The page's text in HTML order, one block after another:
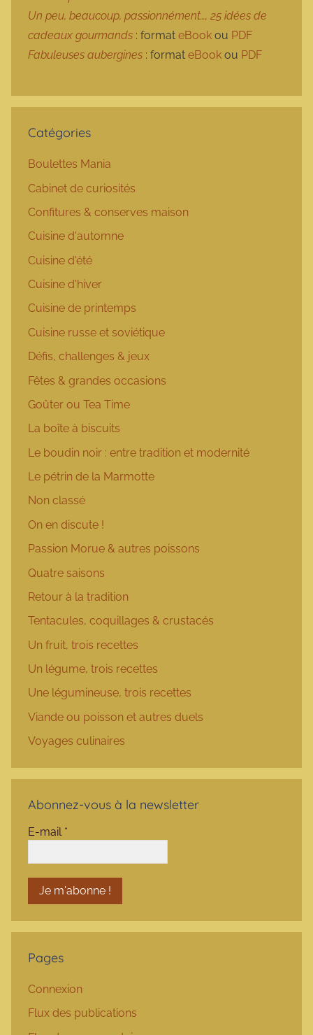
Un peu, beaucoup, passionnément…, 25 idées de
cadeaux gourmands : format eBook ou PDF
Fabuleuses aubergines : format eBook ou PDF
Catégories
Boulettes Mania
Cabinet de curiosités
Confitures & conserves maison
Cuisine d'automne
Cuisine d'été
Cuisine d'hiver
Cuisine de printemps
Cuisine russe et soviétique
Défis, challenges & jeux
Fêtes & grandes occasions
Goûter ou Tea Time
La boîte à biscuits
Le boudin noir : entre tradition et modernité
Le pétrin de la Marmotte
Non classé
On en discute !
Passion Morue & autres poissons
Quatre saisons
Retour à la tradition
Tentacules, coquillages & crustacés
Un fruit, trois recettes
Un légume, trois recettes
Une légumineuse, trois recettes
Viande ou poisson et autres duels
Voyages culinaires
Abonnez-vous à la newsletter
E-mail *
Pages
Connexion
Flux des publications